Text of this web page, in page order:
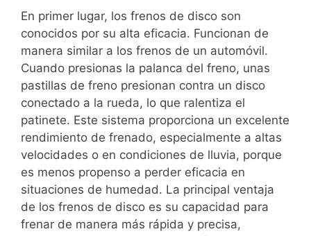
En primer lugar, los frenos de disco son
conocidos por su alta eficacia. Funcionan de
manera similar a los frenos de un automóvil.
Cuando presionas la palanca del freno, unas
pastillas de freno presionan contra un disco
conectado a la rueda, lo que ralentiza el
patinete. Este sistema proporciona un excelente
rendimiento de frenado, especialmente a altas
velocidades o en condiciones de lluvia, porque
es menos propenso a perder eficacia en
situaciones de humedad. La principal ventaja
de los frenos de disco es su capacidad para
frenar de manera más rápida y precisa,